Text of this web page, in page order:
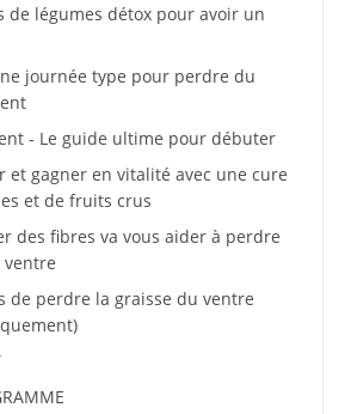
de légumes détox pour avoir un
journée type pour perdre du
- Le guide ultime pour débuter
et gagner en vitalité avec une cure
et de fruits crus
des fibres va vous aider à perdre
ventre
de perdre la graisse du ventre